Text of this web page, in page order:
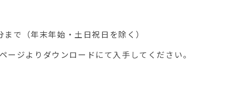
まで（年末年始・土日祝日を除く）
よりダウンロードにて入手してください。